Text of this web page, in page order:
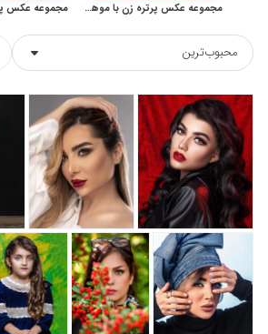
مجموعه عکس پرتره زن با موهای مشکی و آرایش مد روز
محبوب‌ترین